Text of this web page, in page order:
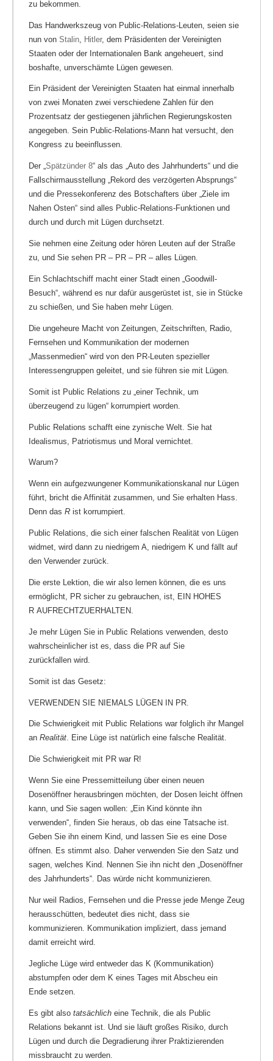
zu bekommen.
Das Handwerkszeug von Public-Relations-Leuten, seien sie
nun von Stalin Hitler, dem Präsidenten der Vereinigten
Staaten oder der Internationalen Bank angeheuert, sind
boshafte, unverschämte Lügen gewesen.
Ein Präsident der Vereinigten Staaten hat einmal innerhalb
von zwei Monaten zwei verschiedene Zahlen für den
Prozentsatz der gestiegenen jährlichen Regierungskosten
angegeben. Sein Public-Relations-Mann hat versucht, den
Kongress zu beeinflussen.
Der „Spätzünder 8“ als das „Auto des Jahrhunderts“ und die
Fallschirmausstellung „Rekord des verzögerten Absprungs“
und die Pressekonferenz des Botschafters über „Ziele im
Nahen Osten“ sind alles Public-Relations-Funktionen und
durch und durch mit Lügen durchsetzt.
Sie nehmen eine Zeitung oder hören Leuten auf der Straße
zu, und Sie sehen PR – PR – PR – alles Lügen.
Ein Schlachtschiff macht einer Stadt einen „Goodwill-
Besuch“, während es nur dafür ausgerüstet ist, sie in Stücke
zu schießen, und Sie haben mehr Lügen.
Die ungeheure Macht von Zeitungen, Zeitschriften, Radio,
Fernsehen und Kommunikation der modernen
„Massenmedien“ wird von den PR-Leuten spezieller
Interessengruppen geleitet, und sie führen sie mit Lügen.
Somit ist Public Relations zu „einer Technik, um
überzeugend zu lügen“ korrumpiert worden.
Public Relations schafft eine zynische Welt. Sie hat
Idealismus, Patriotismus und Moral vernichtet.
Warum?
Wenn ein aufgezwungener Kommunikationskanal nur Lügen
führt, bricht die Affinität zusammen, und Sie erhalten Hass.
Denn das R ist korrumpiert.
Public Relations, die sich einer falschen Realität von Lügen
widmet, wird dann zu niedrigem A, niedrigem K und fällt auf
den Verwender zurück.
Die erste Lektion, die wir also lernen können, die es uns
ermöglicht, PR sicher zu gebrauchen, ist, EIN HOHES
R AUFRECHTZUERHALTEN.
Je mehr Lügen Sie in Public Relations verwenden, desto
wahrscheinlicher ist es, dass die PR auf Sie
zurückfallen wird.
Somit ist das Gesetz:
VERWENDEN SIE NIEMALS LÜGEN IN PR.
Die Schwierigkeit mit Public Relations war folglich ihr Mangel
an Realität. Eine Lüge ist natürlich eine falsche Realität.
Die Schwierigkeit mit PR war R!
Wenn Sie eine Pressemitteilung über einen neuen
Dosenöffner herausbringen möchten, der Dosen leicht öffnen
kann, und Sie sagen wollen: „Ein Kind könnte ihn
verwenden“, finden Sie heraus, ob das eine Tatsache ist.
Geben Sie ihn einem Kind, und lassen Sie es eine Dose
öffnen. Es stimmt also. Daher verwenden Sie den Satz und
sagen, welches Kind. Nennen Sie ihn nicht den „Dosenöffner
des Jahrhunderts“. Das würde nicht kommunizieren.
Nur weil Radios, Fernsehen und die Presse jede Menge Zeug
herausschütten, bedeutet dies nicht, dass sie
kommunizieren. Kommunikation impliziert, dass jemand
damit erreicht wird.
Jegliche Lüge wird entweder das K (Kommunikation)
abstumpfen oder dem K eines Tages mit Abscheu ein
Ende setzen.
Es gibt also tatsächlich eine Technik, die als Public
Relations bekannt ist. Und sie läuft großes Risiko, durch
Lügen und durch die Degradierung ihrer Praktizierenden
missbraucht zu werden.